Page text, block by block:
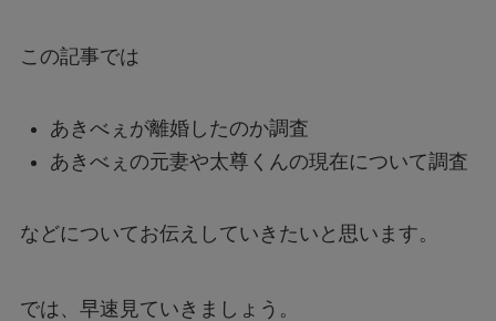
この記事では
あきべぇが離婚したのか調査
あきべぇの元妻や太尊くんの現在について調査
などについてお伝えしていきたいと思います。
では、早速見ていきましょう。